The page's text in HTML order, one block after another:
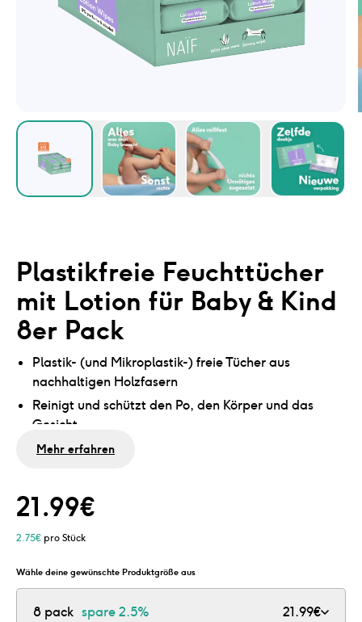
Plastikfreie Feuchttücher
mit Lotion für Baby & Kind
8er Pack
Plastik- (und Mikroplastik-) freie Tücher aus
nachhaltigen Holzfasern
Reinigt und schützt den Po, den Körper und das
Gesicht
Hergestellt mit pflegenden Inhaltsstoffen wie Aloe
Geeignet für empfindliche und trockene Babyhaut
Mehr erfahren
21.99€
2.75€ pro Stück
Wähle deine gewünschte Produktgröße aus
8 pack spare2.5% 21.99€